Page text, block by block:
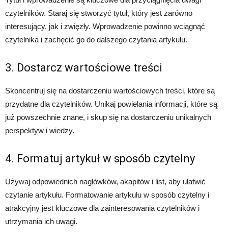
czytelników. Staraj się stworzyć tytuł, który jest zarówno
interesujący, jak i zwięzły. Wprowadzenie powinno wciągnąć
czytelnika i zachęcić go do dalszego czytania artykułu.
3. Dostarcz wartościowe treści
Skoncentruj się na dostarczeniu wartościowych treści, które są
przydatne dla czytelników. Unikaj powielania informacji, które są
już powszechnie znane, i skup się na dostarczeniu unikalnych
perspektyw i wiedzy.
4. Formatuj artykuł w sposób czytelny
Używaj odpowiednich nagłówków, akapitów i list, aby ułatwić
czytanie artykułu. Formatowanie artykułu w sposób czytelny i
atrakcyjny jest kluczowe dla zainteresowania czytelników i
utrzymania ich uwagi.